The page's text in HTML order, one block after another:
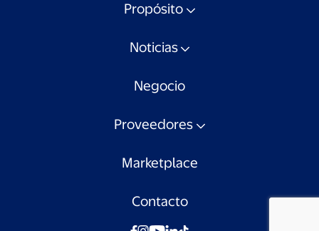
Propósito
Noticias
Negocio
Proveedores
Marketplace
Contacto